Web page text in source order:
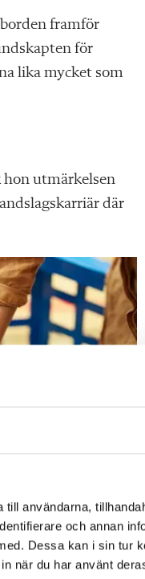
användarna,
och annan
Dessa kan i sin tur
när du har använt
framför
för
lika mycket som
hon utmärkelsen
där